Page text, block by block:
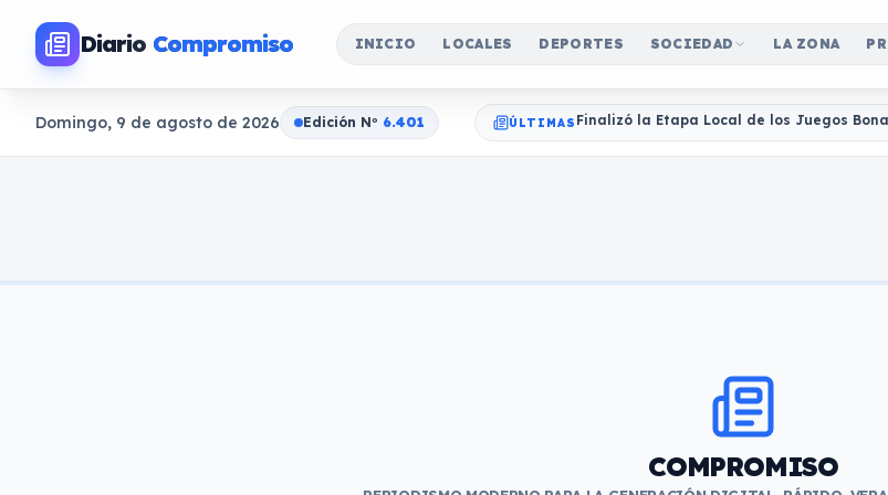
Diario Compromiso INICIO LOCALES DEPORTES SOCIEDAD LA ZONA
Domingo, 9 de agosto de 2026 Edición No 6.401 ÚLTIMAS Finalizó la Etapa Local de los Juegos
COMPROMISO